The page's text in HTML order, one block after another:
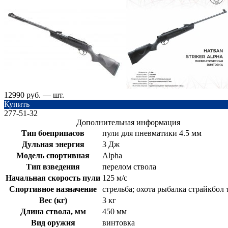
12990 руб. — шт.
Купить
277-51-32
Дополнительная информация
Тип боеприпасов
пули для пневматики 4.5 мм
Дульная энергия
3 Дж
Модель спортивная
Alpha
Тип взведения
перелом ствола
Начальная скорость пули 125 м/с
Спортивное назначение
стрельба; охота рыбалка страйкбол
Вес (кг)
3 кг
Длина ствола, мм
450 мм
Вид оружия
винтовка